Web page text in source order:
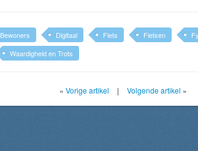
Bewoners Digitaal Fiets Fietsen
Waardigheid en Trots
« Vorige artikel | Volgende artikel »